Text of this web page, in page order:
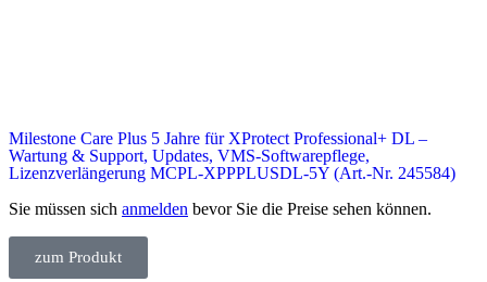
Milestone Care Plus 5 Jahre für XProtect Professional+ DL –
Wartung & Support, Updates, VMS-Softwarepflege,
Lizenzverlängerung MCPL-XPPPLUSDL-5Y (Art.-Nr. 245584)
Sie müssen sich anmelden bevor Sie die Preise sehen können.
zum Produkt